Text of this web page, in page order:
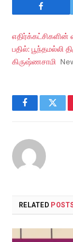
எதிர்க்கட்சிகளின்
பதில்: பூந்தமல்லி
கிருஷ்ணசாமி
Facebook
RELATED